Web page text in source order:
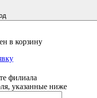
в корзину
филиала
указанные ниже